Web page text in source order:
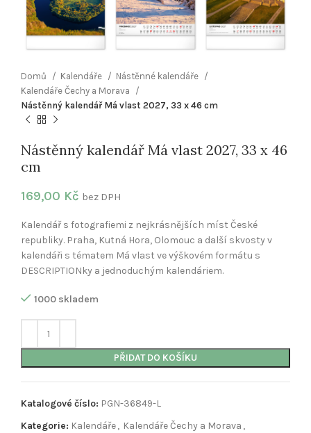
Domů Kalendáře
Nástěnné kalendáře
Kalendáře Čechy a Morava
Nástěnný kalendář Má vlast 2027, 33 x 46 cm
Nástěnný kalendář Má vlast 2027, 33 x 46
cm
169,00 Kč bez DPH
Kalendář s fotografiemi z nejkrásnějších míst České
republiky. Praha, Kutná Hora, Olomouc a další skvosty v
kalendáři s tématem Má vlast ve výškovém formátu s
DESCRIPTIONky a jednoduchým kalendáriem.
1000 skladem
PŘIDAT DO KOŠÍKU
Katalogové číslo: PGN-36849-L
Kategorie: Kalendáře, Kalendáře Čechy a Morava ,